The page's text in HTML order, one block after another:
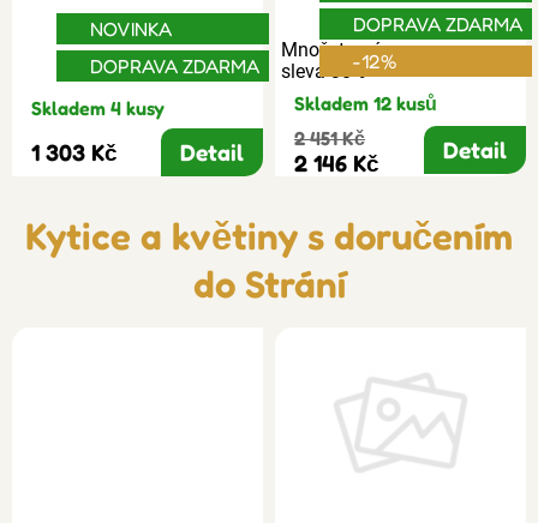
NOVINKA
DOPRAVA ZDARMA
Skladem 4 kusy
1 303 Kč Detail
Množstevní
sleva 30%
DOPRAVA ZDARMA
-12%
Skladem 12 kusů
2 451 Kč
2 146 Kč Detail
Kytice a květiny s doručením
do Strání